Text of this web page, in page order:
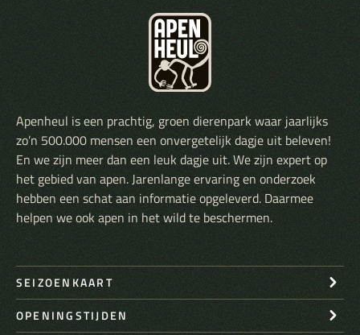
Apenheul is een prachtig, groen dierenpark waar jaarlijks
zo’n 500.000 mensen een onvergetelijk dagje uit beleven!
En we zijn meer dan een leuk dagje uit. We zijn expert op
het gebied van apen. Jarenlange ervaring en onderzoek
hebben een schat aan informatie opgeleverd. Daarmee
helpen we ook apen in het wild te beschermen.
SEIZOENKAART
OPENINGSTIJDEN